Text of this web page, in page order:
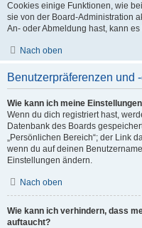
Cookies einige Funktionen, wie
sie von der Board-Administration
An- oder Abmeldung hast, kann
Nach oben
Benutzerpräferenzen und
Wie kann ich meine
Wenn du dich registriert hast,
Datenbank des Boards
„Persönlichen Bereich“; der Link
wenn du auf deinen
Einstellungen ändern.
Nach oben
Wie kann ich verhindern, dass
auftaucht?